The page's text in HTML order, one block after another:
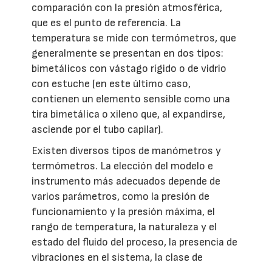
comparación con la presión atmosférica,
que es el punto de referencia. La
temperatura se mide con termómetros, que
generalmente se presentan en dos tipos:
bimetálicos con vástago rígido o de vidrio
con estuche (en este último caso,
contienen un elemento sensible como una
tira bimetálica o xileno que, al expandirse,
asciende por el tubo capilar).
Existen diversos tipos de manómetros y
termómetros. La elección del modelo e
instrumento más adecuados depende de
varios parámetros, como la presión de
funcionamiento y la presión máxima, el
rango de temperatura, la naturaleza y el
estado del fluido del proceso, la presencia de
vibraciones en el sistema, la clase de